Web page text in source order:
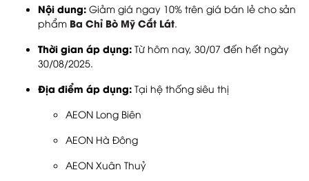
Nội dung: Giảm giá ngay 10% trên giá bán lẻ cho sản
phẩm Ba Chỉ Bò Mỹ Cắt Lát.
Thời gian áp dụng: Từ hôm nay, 30/07 đến hết ngày
30/08/2025.
Địa điểm áp dụng: Tại hệ thống siêu thị
AEON Long Biên
AEON Hà Đông
AEON Xuân Thuỷ